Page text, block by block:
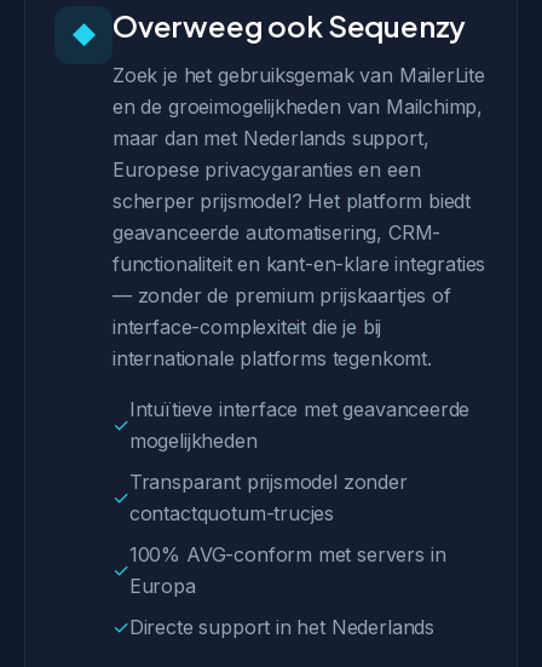
◆ Overweeg ook Sequenzy
Zoek je het gebruiksgemak van MailerLite
en de groeimogelijkheden van Mailchimp,
maar dan met Nederlands support,
Europese privacygaranties en een
scherper prijsmodel? Het platform biedt
geavanceerde automatisering, CRM-
functionaliteit en kant-en-klare integraties
— zonder de premium prijskaartjes of
interface-complexiteit die je bij
internationale platforms tegenkomt.
✓
Intuïtieve interface met geavanceerde
mogelijkheden
✓
Transparant prijsmodel zonder
contactquotum-trucjes
✓
100% AVG-conform met servers in
Europa
✓Directe support in het Nederlands